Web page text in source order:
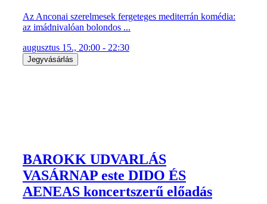
Az Anconai szerelmesek fergeteges mediterrán komédia:
az imádnivalóan bolondos ...
augusztus 15., 20:00 - 22:30
Jegyvásárlás
BAROKK UDVARLÁS
VASÁRNAP este DIDO ÉS
AENEAS koncertszerű előadás